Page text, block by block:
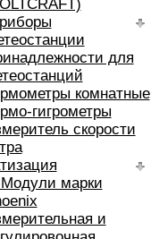
для
комнатные
гигрометры
скорости
марки
и